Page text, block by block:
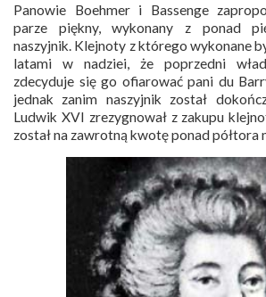
Panowie Boehmer i Bassenge
parze piękny, wykonany z ponad
naszyjnik. Klejnoty z którego wykonane
latami w nadziei, że poprzedni
zdecyduje się go ofiarować pani du
jednak zanim naszyjnik został
Ludwik XVI zrezygnował z zakupu
został na zawrotną kwotę ponad